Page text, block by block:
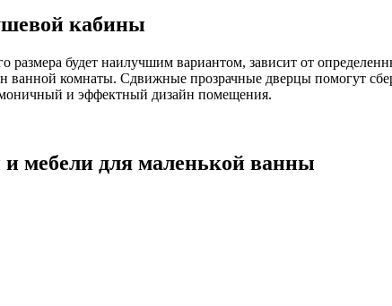
кабины
размера будет наилучшим вариантом, зависит от
комнаты. Сдвижные прозрачные дверцы помогут
и эффектный дизайн помещения.
и мебели для маленькой ванны